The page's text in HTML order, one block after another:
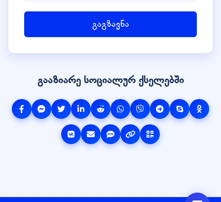
გაგზავნა
გააზიარე სოციალურ ქსელებში